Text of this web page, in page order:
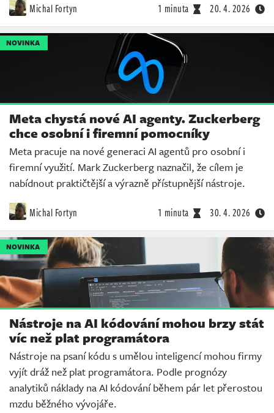
Michal Fortyn 1 minuta 20. 4. 2026
NOVINKA
Meta chystá nové AI agenty. Zuckerberg
chce osobní i firemní pomocníky
Meta pracuje na nové generaci AI agentů pro osobní i
firemní využití. Mark Zuckerberg naznačil, že cílem je
nabídnout praktičtější a výrazně přístupnější nástroje.
Michal Fortyn 1 minuta 30. 4. 2026
NOVINKA
Nástroje na AI kódování mohou brzy stát
víc než plat programátora
Nástroje na psaní kódu s umělou inteligencí mohou firmy
vyjít dráž než plat programátora. Podle prognózy
analytiků náklady na AI kódování během pár let přerostou
mzdu běžného vývojáře.